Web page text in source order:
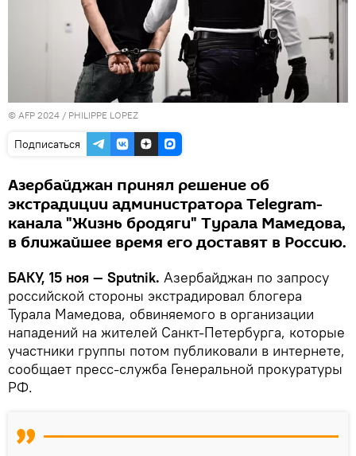
© AFP 2024 / PHILIPPE LOPEZ
Подписаться
Азербайджан принял решение об
экстрадиции администратора Telegram-
канала "Жизнь бродяги" Турала Мамедова,
в ближайшее время его доставят в Россию.
БАКУ, 15 ноя — Sputnik. Азербайджан по запросу
российской стороны экстрадировал блогера
Турала Мамедова, обвиняемого в организации
нападений на жителей Санкт-Петербурга, которые
участники группы потом публиковали в интернете,
сообщает пресс-служба Генеральной прокуратуры
РФ.